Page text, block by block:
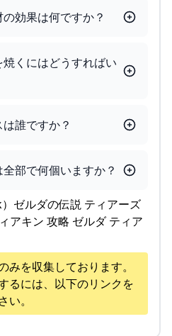
効果は何ですか？
くにはどうすればい
誰ですか？
部で何個いますか？
ゼルダの伝説 ティアーズ
アキン 攻略 ゼルダ ティア
を収集しております。
るには、以下のリンクを
。